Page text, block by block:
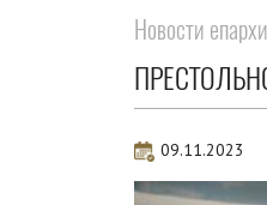
Новости
09.11.2023